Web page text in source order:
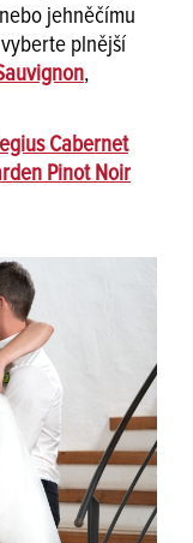
jehněčímu
plnější
,
Cabernet
Pinot Noir